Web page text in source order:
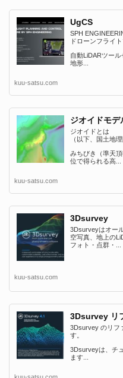
UgCS
SPH
ドローンフライ
自動LiDARツー
地形...
kuu-satsu.com
ジオイドモデ
ジオイドとは
（以下、国土地
みちびき（準天
位で得られる高...
kuu-satsu.com
3Dsurvey
3Dsurveyはオー
空写真、地上の
フォト・点群・...
kuu-satsu.com
3Dsurvey リ
3Dsurvey のリフ
す。
3Dsurveyは、チ
ます...
kuu-satsu.com